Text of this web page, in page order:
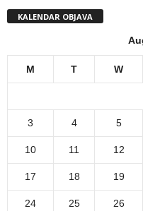
KALENDAR OBJAVA
M T W
3 4 5
10 11 12
17 18 19
24 25 26